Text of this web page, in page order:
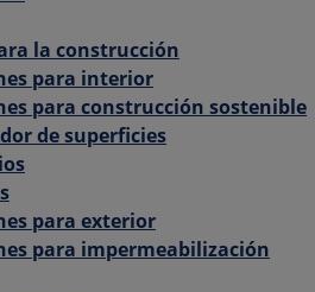
la construcción
para interior
para construcción sostenible
de superficies
para exterior
para impermeabilización